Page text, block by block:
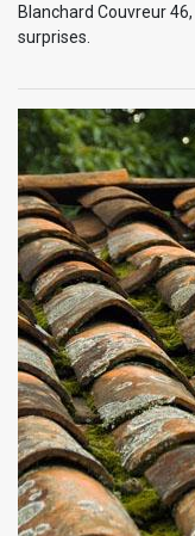
Blanchard Couvreur
surprises.